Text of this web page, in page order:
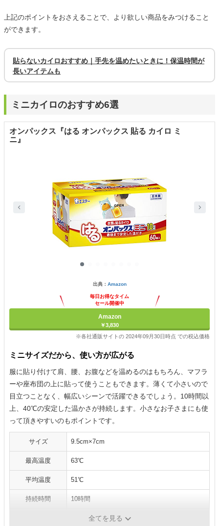
上記のポイントをおさえることで、より欲しい商品をみつけること
ができます。
貼らないカイロおすすめ｜手先を温めたいときに！保温時間が
長いアイテムも
ミニカイロのおすすめ6選
オンパックス『はる オンパックス 貼る カイロ ミ
ニ』
出典： Amazon
毎日お得なタイム
セール開催中
Amazon
￥3,830
※各社通販サイトの 2024年09月30日時点 での税込価格
ミニサイズだから、使い方が広がる
服に貼り付けて肩、腰、お腹などを温めるのはもちろん、マフラ
ーや座布団の上に貼って使うこともできます。薄くて小さいので
目立つことなく、幅広いシーンで活躍できるでしょう。10時間以
上、40℃の安定した温かさが持続します。小さなお子さまにも使
って頂きやすいのもポイントです。
サイズ 9.5cm×7cm
最高温度 63℃
平均温度 51℃
持続時間 10時間
全てを見る